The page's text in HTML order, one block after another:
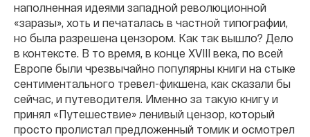
наполненная идеями западной революционной
«заразы», хоть и печаталась в частной типографии,
но была разрешена цензором. Как так вышло? Дело
в контексте. В то время, в конце XVIII века, по всей
Европе были чрезвычайно популярны книги на стыке
сентиментального тревел-фикшена, как сказали бы
сейчас, и путеводителя. Именно за такую книгу и
принял «Путешествие» ленивый цензор, который
просто пролистал предложенный томик и осмотрел